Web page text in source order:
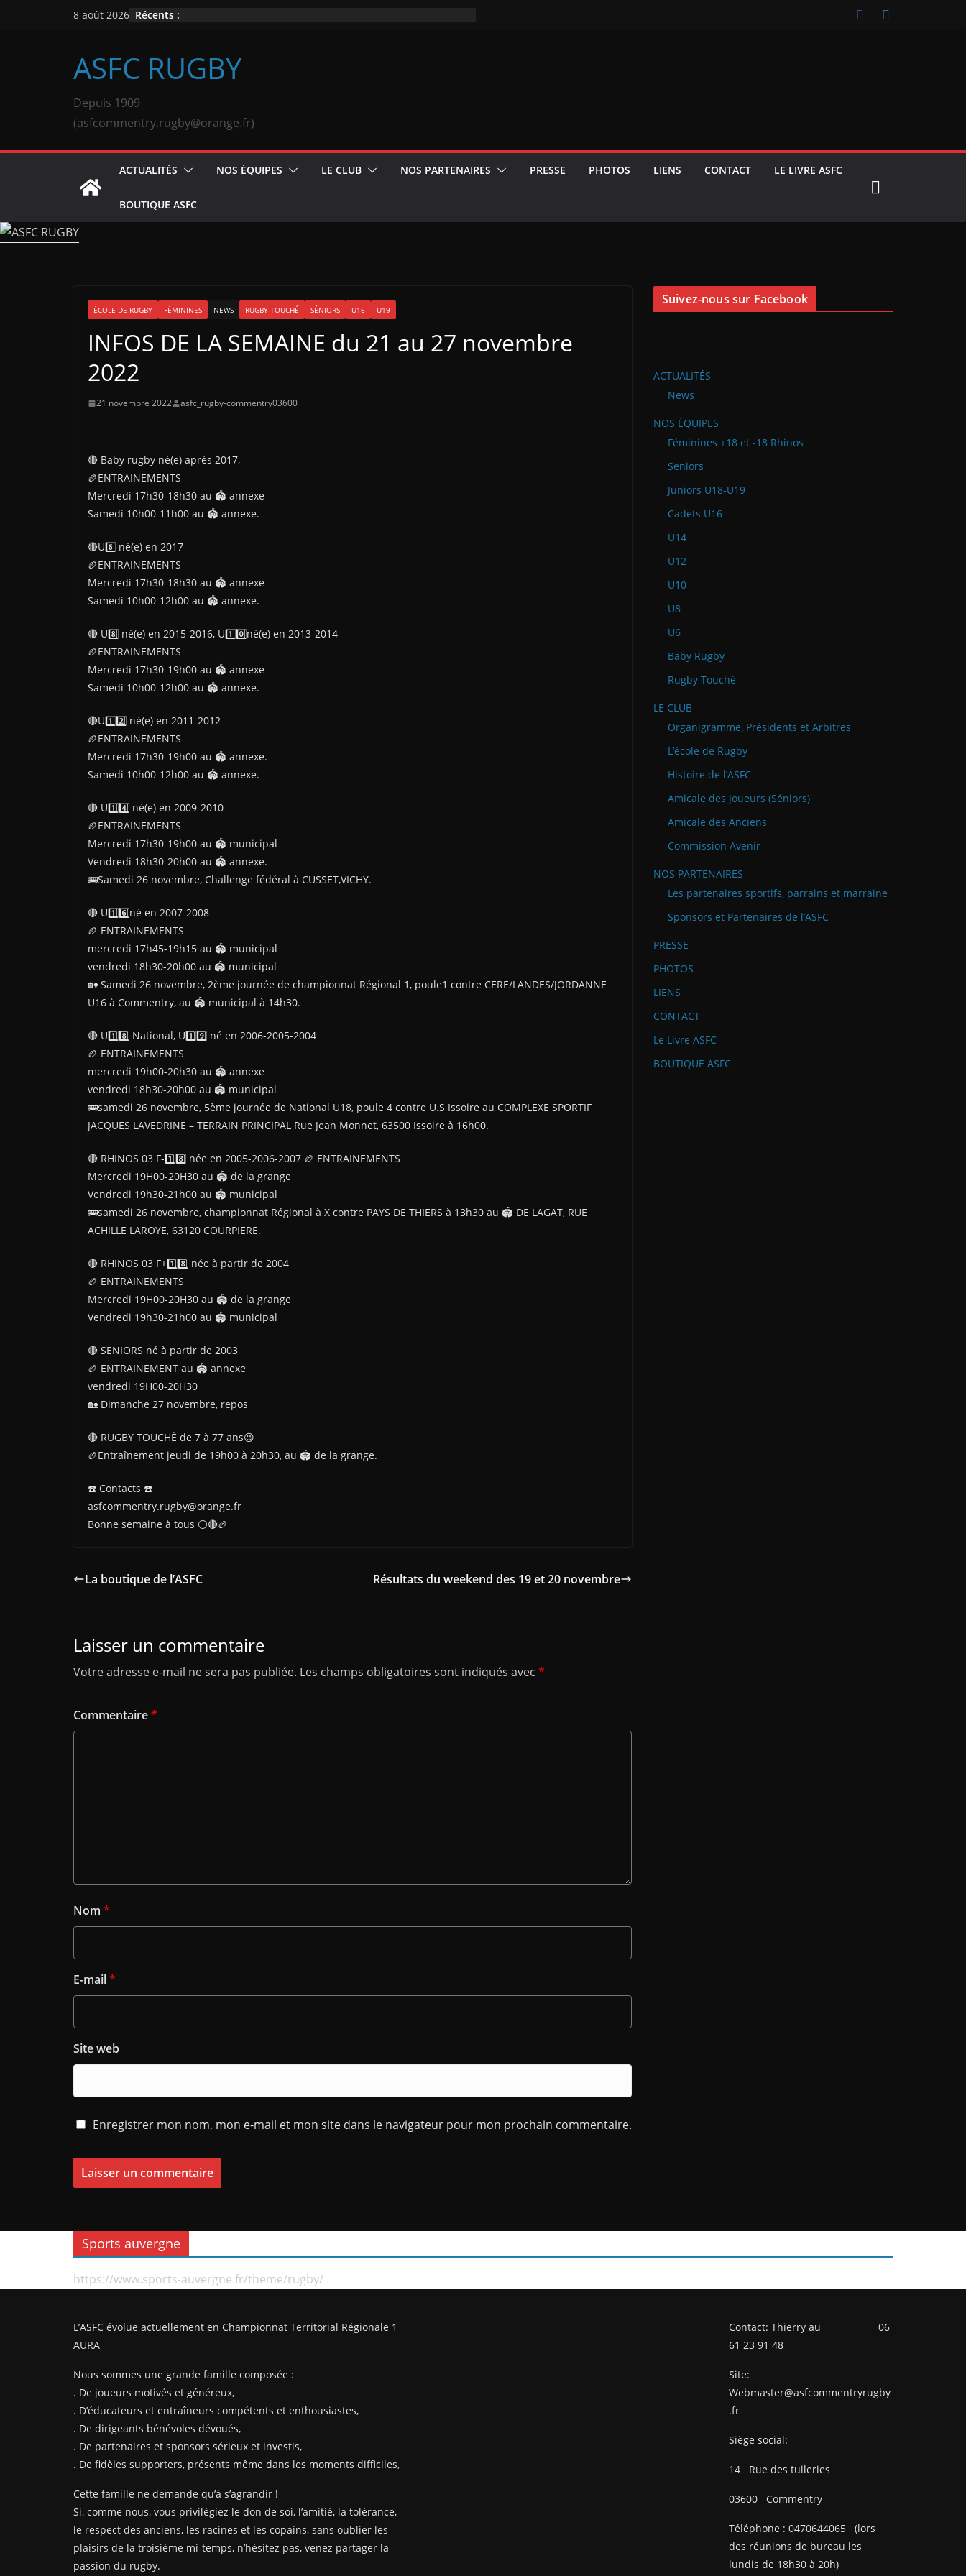
8 août 2026 Récents :
ASFC RUGBY
Depuis 1909
(asfcommentry.rugby@orange.fr)
ACTUALITÉS NOS ÉQUIPES LE CLUB NOS PARTENAIRES PRESSE PHOTOS LIENS CONTACT LE LIVRE ASFC
BOUTIQUE ASFC
ÉCOLE DE RUGBY FÉMININES NEWS RUGBY TOUCHÉ SÉNIORS U16 U19
INFOS DE LA SEMAINE du 21 au 27 novembre
2022
21 novembre 2022 asfc_rugby-commentry03600
🔴 Baby rugby né(e) après 2017,
🏉ENTRAINEMENTS
Mercredi 17h30-18h30 au 🏟 annexe
Samedi 10h00-11h00 au 🏟 annexe.
🔴U6️⃣ né(e) en 2017
🏉ENTRAINEMENTS
Mercredi 17h30-18h30 au 🏟 annexe
Samedi 10h00-12h00 au 🏟 annexe.
🔴 U8️⃣ né(e) en 2015-2016, U1️⃣0️⃣né(e) en 2013-2014
🏉ENTRAINEMENTS
Mercredi 17h30-19h00 au 🏟 annexe
Samedi 10h00-12h00 au 🏟 annexe.
🔴U1️⃣2️⃣ né(e) en 2011-2012
🏉ENTRAINEMENTS
Mercredi 17h30-19h00 au 🏟 annexe.
Samedi 10h00-12h00 au 🏟 annexe.
🔴 U1️⃣4️⃣ né(e) en 2009-2010
🏉ENTRAINEMENTS
Mercredi 17h30-19h00 au 🏟 municipal
Vendredi 18h30-20h00 au 🏟 annexe.
🚌Samedi 26 novembre, Challenge fédéral à CUSSET,VICHY.
🔴 U1️⃣6️⃣né en 2007-2008
🏉 ENTRAINEMENTS
mercredi 17h45-19h15 au 🏟 municipal
vendredi 18h30-20h00 au 🏟 municipal
🏡 Samedi 26 novembre, 2ème journée de championnat Régional 1, poule1 contre CERE/LANDES/JORDANNE
U16 à Commentry, au 🏟 municipal à 14h30.
🔴 U1️⃣8️⃣ National, U1️⃣9️⃣ né en 2006-2005-2004
🏉 ENTRAINEMENTS
mercredi 19h00-20h30 au 🏟 annexe
vendredi 18h30-20h00 au 🏟 municipal
🚌samedi 26 novembre, 5ème journée de National U18, poule 4 contre U.S Issoire au COMPLEXE SPORTIF
JACQUES LAVEDRINE – TERRAIN PRINCIPAL Rue Jean Monnet, 63500 Issoire à 16h00.
🔴 RHINOS 03 F-1️⃣8️⃣ née en 2005-2006-2007 🏉 ENTRAINEMENTS
Mercredi 19H00-20H30 au 🏟 de la grange
Vendredi 19h30-21h00 au 🏟 municipal
🚌samedi 26 novembre, championnat Régional à X contre PAYS DE THIERS à 13h30 au 🏟 DE LAGAT, RUE
ACHILLE LAROYE, 63120 COURPIERE.
🔴 RHINOS 03 F+1️⃣8️⃣ née à partir de 2004
🏉 ENTRAINEMENTS
Mercredi 19H00-20H30 au 🏟 de la grange
Vendredi 19h30-21h00 au 🏟 municipal
🔴 SENIORS né à partir de 2003
🏉 ENTRAINEMENT au 🏟 annexe
vendredi 19H00-20H30
🏡 Dimanche 27 novembre, repos
🔴 RUGBY TOUCHÉ de 7 à 77 ans😉
🏉Entraînement jeudi de 19h00 à 20h30, au 🏟 de la grange.
☎️ Contacts ☎️
asfcommentry.rugby@orange.fr
Bonne semaine à tous ⚪🔴🏉
La boutique de l’ASFC Résultats du weekend des 19 et 20 novembre
Laisser un commentaire
Votre adresse e-mail ne sera pas publiée. Les champs obligatoires sont indiqués avec *
Commentaire*
Nom *
E-mail*
Site web
Enregistrer mon nom, mon e-mail et mon site dans le navigateur pour mon prochain commentaire.
Suivez-nous sur Facebook
ACTUALITÉS
News
NOS ÉQUIPES
Féminines +18 et -18 Rhinos
Seniors
Juniors U18-U19
Cadets U16
U14
U12
U10
U8
U6
Baby Rugby
Rugby Touché
LE CLUB
Organigramme, Présidents et Arbitres
L’école de Rugby
Histoire de l’ASFC
Amicale des Joueurs (Séniors)
Amicale des Anciens
Commission Avenir
NOS PARTENAIRES
Les partenaires sportifs, parrains et marraine
Sponsors et Partenaires de l’ASFC
PRESSE
PHOTOS
LIENS
CONTACT
Le Livre ASFC
BOUTIQUE ASFC
Sports auvergne
https://www.sports-auvergne.fr/theme/rugby/
L’ASFC évolue actuellement en Championnat Territorial Régionale 1
AURA
Nous sommes une grande famille composée :
. De joueurs motivés et généreux,
. D’éducateurs et entraîneurs compétents et enthousiastes,
. De dirigeants bénévoles dévoués,
. De partenaires et sponsors sérieux et investis,
. De fidèles supporters, présents même dans les moments difficiles,
Cette famille ne demande qu’à s’agrandir !
Si, comme nous, vous privilégiez le don de soi, l’amitié, la tolérance,
le respect des anciens, les racines et les copains, sans oublier les
plaisirs de la troisième mi-temps, n’hésitez pas, venez partager la
passion du rugby.
Contact: Thierry au 06
61 23 91 48
Site:
Webmaster@asfcommentryrugby
.fr
Siège social:
14 Rue des tuileries
03600 Commentry
Téléphone : 0470644065
(lors
des réunions de bureau les
lundis de 18h30 à 20h)